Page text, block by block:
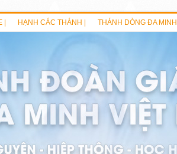
HẠNH CÁC THÁNH | THÁNH DÒNG ĐA MINH |